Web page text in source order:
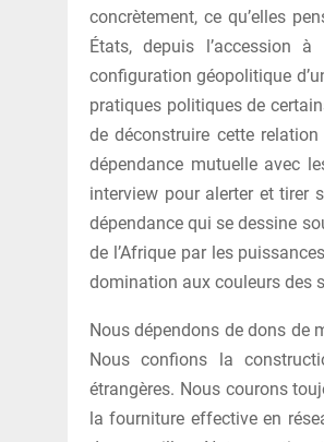
concrètement, ce qu’elles
États, depuis l’accession
configuration géopolitique
pratiques politiques de
de déconstruire cette
dépendance mutuelle avec
interview pour alerter et tirer
dépendance qui se dessine
de l’Afrique par les
domination aux couleurs des
Nous dépendons de dons de
Nous confions la
étrangères. Nous courons
la fourniture effective en